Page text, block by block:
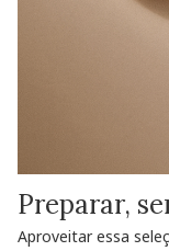
Preparar,
Aproveitar essa